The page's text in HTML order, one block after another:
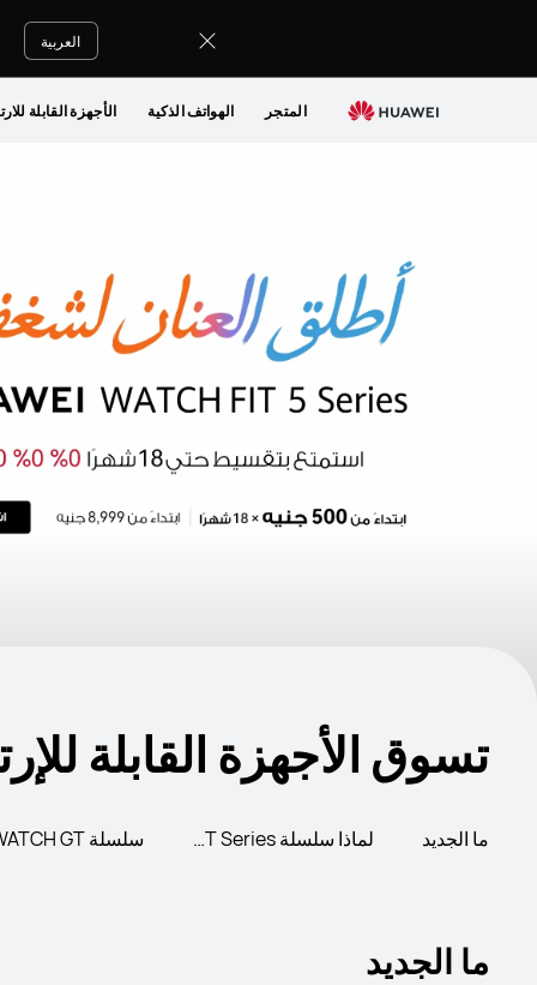
العربية
المتجر الهواتف الذكية الأجهزة القابلة
تسوق الأجهزة القابلة
ما الجديد لماذا سلسلة FIT Series سلسلة WATCH GT
ما الجديد